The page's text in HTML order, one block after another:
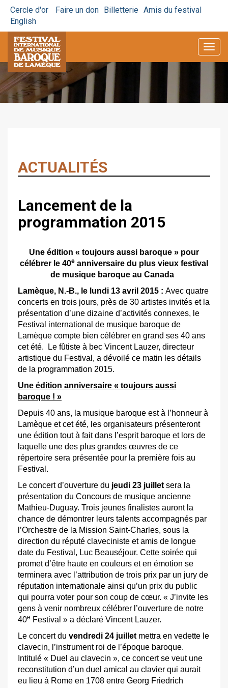
Cercle d'or Faire un don Billetterie Amis du festival
English
ACTUALITÉS
Lancement de la
programmation 2015
Une édition « toujours aussi baroque » pour
célébrer le 40e anniversaire du plus vieux festival
de musique baroque au Canada
Lamèque, N.-B., le lundi 13 avril 2015 : Avec quatre
concerts en trois jours, près de 30 artistes invités et la
présentation d’une dizaine d’activités connexes, le
Festival international de musique baroque de
Lamèque compte bien célébrer en grand ses 40 ans
cet été. Le fûtiste à bec Vincent Lauzer, directeur
artistique du Festival, a dévoilé ce matin les détails
de la programmation 2015.
Une édition anniversaire « toujours aussi
baroque ! »
Depuis 40 ans, la musique baroque est à l’honneur à
Lamèque et cet été, les organisateurs présenteront
une édition tout à fait dans l’esprit baroque et lors de
laquelle une des plus grandes œuvres de ce
répertoire sera présentée pour la première fois au
Festival.
Le concert d’ouverture du jeudi 23 juillet sera la
présentation du Concours de musique ancienne
Mathieu-Duguay. Trois jeunes finalistes auront la
chance de démontrer leurs talents accompagnés par
l’Orchestre de la Mission Saint-Charles, sous la
direction du réputé claveciniste et amis de longue
date du Festival, Luc Beauséjour. Cette soirée qui
promet d’être haute en couleurs et en émotion se
terminera avec l’attribution de trois prix par un jury de
réputation internationale ainsi qu’un prix du public
qui pourra voter pour son coup de cœur. « J’invite les
gens à venir nombreux célébrer l’ouverture de notre
40e Festival » a déclaré Vincent Lauzer.
Le concert du vendredi 24 juillet mettra en vedette le
clavecin, l’instrument roi de l’époque baroque.
Intitulé « Duel au clavecin », ce concert se veut une
reconstitution d’un duel amical au clavier qui aurait
eu lieu à Rome en 1708 entre Georg Friedrich